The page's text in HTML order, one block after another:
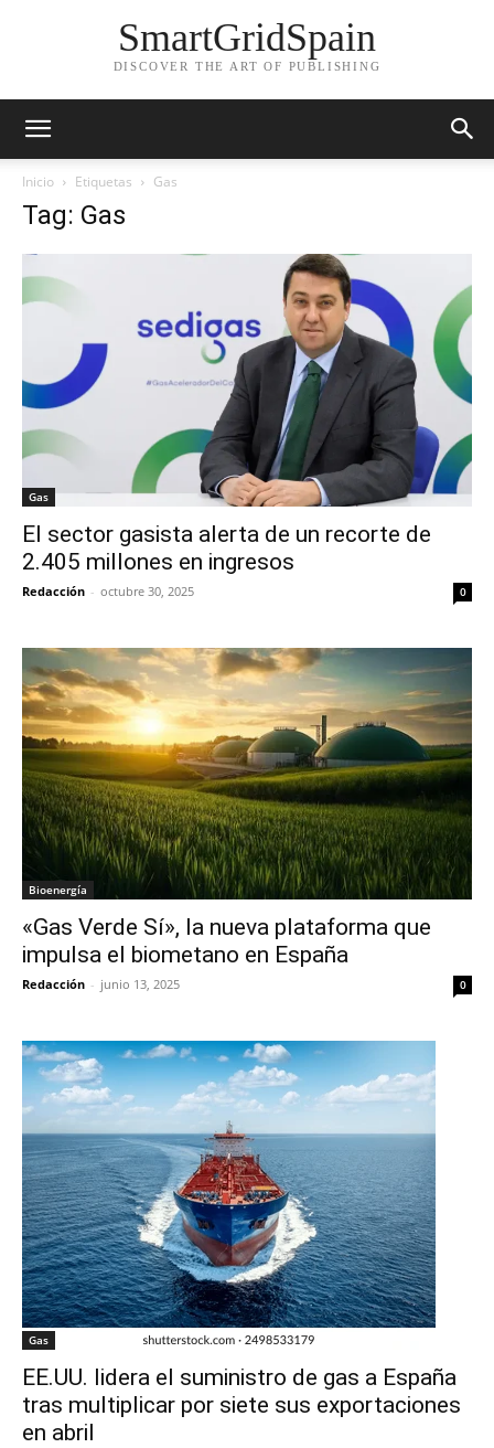
SmartGridSpain
DISCOVER THE ART OF PUBLISHING
Inicio Etiquetas Gas
Tag: Gas
Gas
El sector gasista alerta de un recorte de
2.405 millones en ingresos
Redacción - octubre 30, 2025 0
Bioenergía
«Gas Verde Sí», la nueva plataforma que
impulsa el biometano en España
Redacción - junio 13, 2025 0
Gas
EE.UU. lidera el suministro de gas a España
tras multiplicar por siete sus exportaciones
en abril